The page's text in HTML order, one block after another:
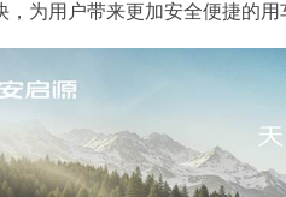
，为用户带来更加安全便捷的用